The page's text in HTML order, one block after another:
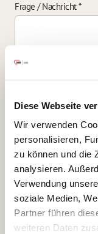
Diese Webseite
Wir verwenden
personalisieren,
zu können und die
analysieren.
Verwendung
soziale Medien,
Partner führen
weiteren Daten
Frage / Nachricht*
Ich bin damit
ausschließlich zum
verarbeitet, auf IT-
GmbH, Heinrich-von-
(Betreiber)
verantwortliche Stelle
werden.
Diese